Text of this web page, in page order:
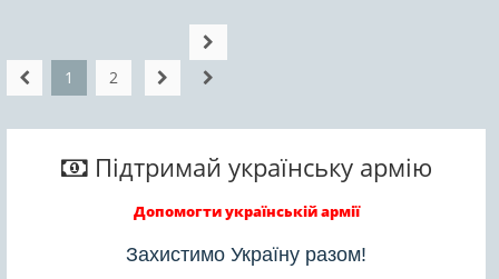
1 2
Підтримай українську армію
Допомогти українській армії
Захистимо Україну разом!